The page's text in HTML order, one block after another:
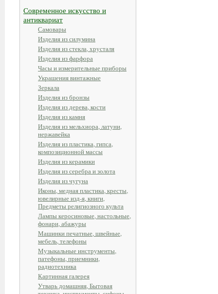
Современное искусство и
антиквариат
Самовары
Изделия из силумина
Изделия из стекла, хрусталя
Изделия из фарфора
Часы и измерительные приборы
Украшения винтажные
Зеркала
Изделия из бронзы
Изделия из дерева, кости
Изделия из камня
Изделия из мельхиора, латуни,
нержавейка
Изделия из пластика, гипса,
композиционной массы
Изделия из керамики
Изделия из серебра и золота
Изделия из чугуна
Иконы, медная пластика, кресты,
ювелирные изд-я, книги,
Предметы религиозного культа
Лампы керосиновые, настольные,
фонари, абажуры
Машинки печатные, швейные,
мебель, телефоны
Музыкальные инструменты,
патефоны, приемники,
радиотехника
Картинная галерея
Утварь домашняя, Бытовая